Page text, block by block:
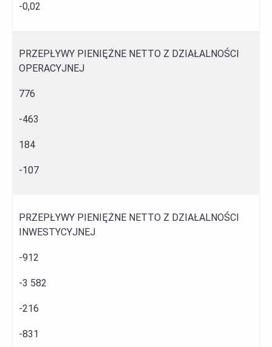
-0,02
PRZEPŁYWY PIENIĘŻNE NETTO Z DZIAŁALNOŚCI
OPERACYJNEJ
776
-463
184
-107
PRZEPŁYWY PIENIĘŻNE NETTO Z DZIAŁALNOŚCI
INWESTYCYJNEJ
-912
-3 582
-216
-831